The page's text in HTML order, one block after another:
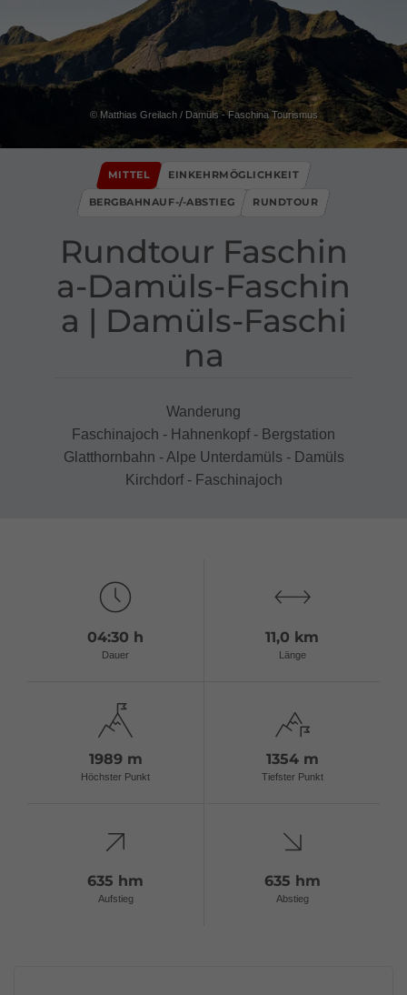
© Matthias Greilach / Damüls - Faschina Tourismus
Rundtour Faschin
a​-​Damüls​-​Faschin
a ​|​ Damüls​-​Faschi
na
MITTEL EINKEHRMÖGLICHKEIT
BERGBAHNAUF-/-ABSTIEG RUNDTOUR
Wanderung
Faschinajoch - Hahnenkopf - Bergstation
Glatthornbahn - Alpe Unterdamüls - Damüls
Kirchdorf - Faschinajoch
04:30 h
Dauer
11,0 km
Länge
1989 m
Höchster Punkt
1354 m
Tiefster Punkt
635 hm
Aufstieg
635 hm
Abstieg